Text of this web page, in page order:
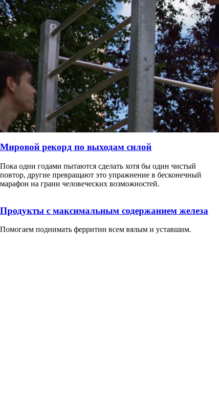
Мировой рекорд по выходам силой
Пока одни годами пытаются сделать хотя бы один чистый
повтор, другие превращают это упражнение в бесконечный
марафон на грани человеческих возможностей.
Продукты с максимальным содержанием железа
Помогаем поднимать ферритин всем вялым и уставшим.